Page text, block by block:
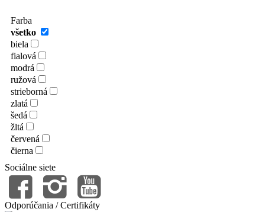
Farba
všetko
biela
fialová
modrá
ružová
strieborná
zlatá
šedá
žltá
červená
čierna
Sociálne siete
Odporúčania / Certifikáty